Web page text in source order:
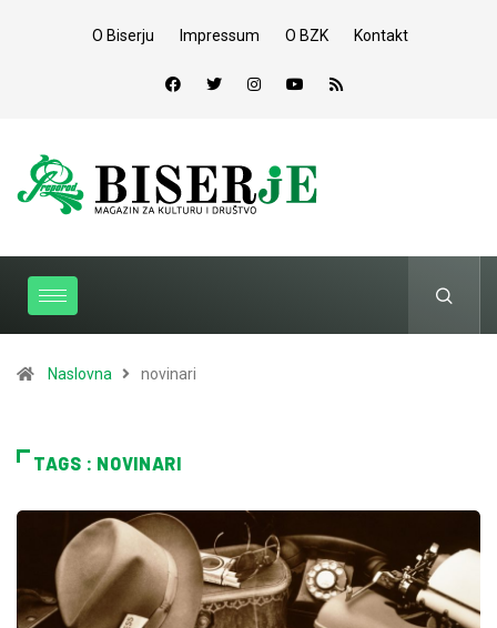
O Biserju Impressum O BZK Kontakt
Naslovna novinari
TAGS : NOVINARI